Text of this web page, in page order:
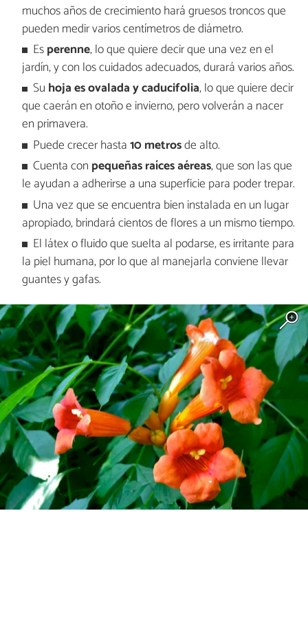
muchos años de crecimiento hará gruesos troncos que
pueden medir varios centímetros de diámetro.
Esperenne, lo que quiere decir que una vez en el
jardín, y con los cuidados adecuados, durará varios años.
Su hoja es ovalada y caducifolia, lo que quiere decir
que caerán en otoño e invierno, pero volverán a nacer
en primavera.
Puede crecer hasta10 metrosde alto.
Cuenta con pequeñas raíces aéreas, que son las que
le ayudan a adherirse a una superficie para poder trepar.
Una vez que se encuentra bien instalada en un lugar
apropiado, brindará cientos de flores a un mismo tiempo.
El látex o fluido que suelta al podarse, es irritante para
la piel humana, por lo que al manejarla conviene llevar
guantes y gafas.